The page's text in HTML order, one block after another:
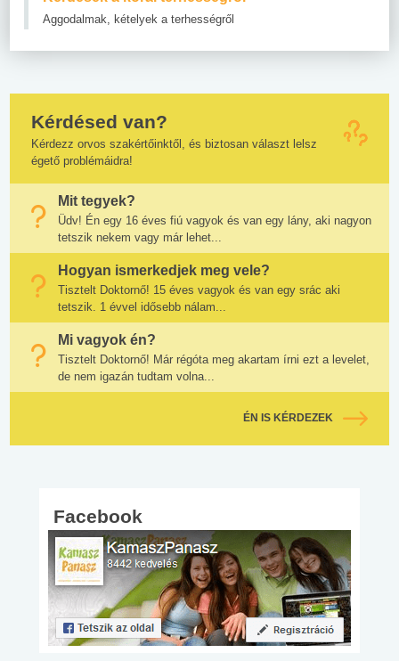
Aggodalmak, kételyek a terhességről
Kérdésed van?
Kérdezz orvos szakértőinktől, és biztosan választ lelsz
égető problémáidra!
Mit tegyek?
Üdv! Én egy 16 éves fiú vagyok és van egy lány, aki nagyon
tetszik nekem vagy már lehet...
Hogyan ismerkedjek meg vele?
Tisztelt Doktornő! 15 éves vagyok és van egy srác aki
tetszik. 1 évvel idősebb nálam...
Mi vagyok én?
Tisztelt Doktornő! Már régóta meg akartam írni ezt a levelet,
de nem igazán tudtam volna...
ÉN IS KÉRDEZEK
Facebook